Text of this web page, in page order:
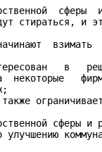
сферы
стираться, и
взимать
в
некоторые
сферы и